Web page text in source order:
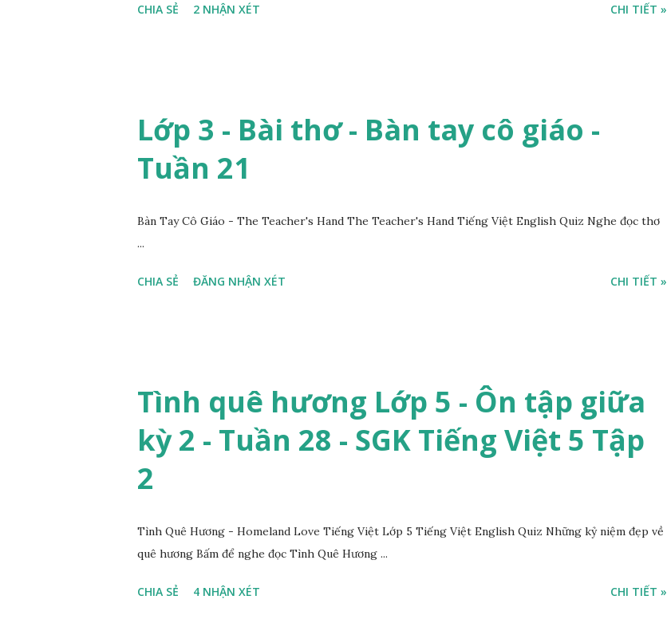
CHIA SẺ 2 NHẬN XÉT CHI TIẾT »
Lớp 3 - Bài thơ - Bàn tay cô giáo -
Tuần 21
Bàn Tay Cô Giáo - The Teacher's Hand The Teacher's Hand Tiếng Việt English Quiz Nghe đọc thơ
...
CHIA SẺ ĐĂNG NHẬN XÉT CHI TIẾT »
Tình quê hương Lớp 5 - Ôn tập giữa
kỳ 2 - Tuần 28 - SGK Tiếng Việt 5 Tập
2
Tình Quê Hương - Homeland Love Tiếng Việt Lớp 5 Tiếng Việt English Quiz Những kỷ niệm đẹp về
quê hương Bấm để nghe đọc Tình Quê Hương ...
CHIA SẺ 4 NHẬN XÉT CHI TIẾT »